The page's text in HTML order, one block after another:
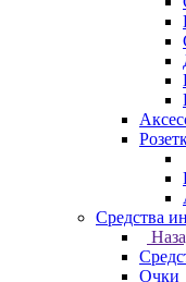
Средства
Очки